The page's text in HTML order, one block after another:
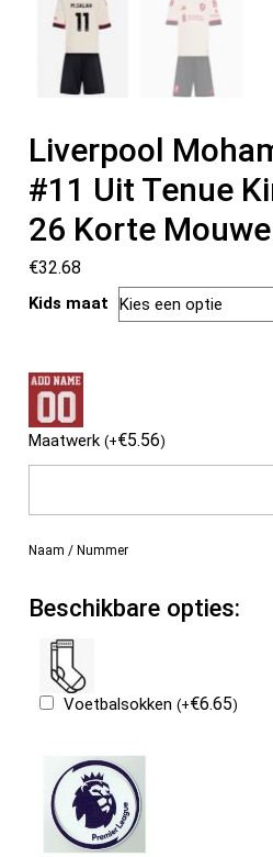
Liverpool
#11 Uit Tenue
26 Korte
€32.68
Kids maat
Maatwerk(+€5.56)
Naam / Nummer
Beschikbare opties:
Voetbalsokken(+€6.65)